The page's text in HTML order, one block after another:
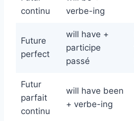
continu
verbe-ing
Future
perfect
will have +
participe
passé
Futur
parfait
continu
will have been
+ verbe-ing